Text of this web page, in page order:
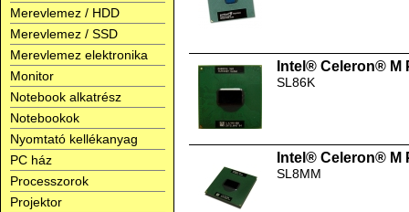
Merevlemez / HDD
Merevlemez / SSD
Merevlemez elektronika
Monitor
Notebook alkatrész
Notebookok
Nyomtató kellékanyag
PC ház
Processzorok
Projektor
Intel® Celeron® M
SL86K
Intel® Celeron® M
SL8MM